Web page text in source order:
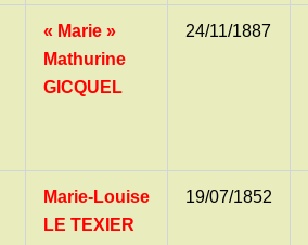
« Marie »
Mathurine
GICQUEL
24/11/1887
Marie-Louise
LE TEXIER
19/07/1852